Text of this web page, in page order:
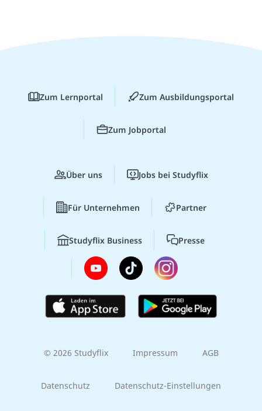
Zum Lernportal Zum Ausbildungsportal
Zum Jobportal
Über uns Jobs bei Studyflix
Für Unternehmen Partner
Studyflix Business Presse
© 2026 Studyflix Impressum AGB
Datenschutz Datenschutz-Einstellungen